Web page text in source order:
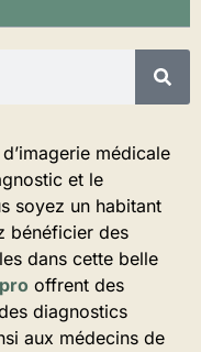
médicale
et le
soyez un habitant
bénéficier des
dans cette belle
offrent des
diagnostics
aux médecins de